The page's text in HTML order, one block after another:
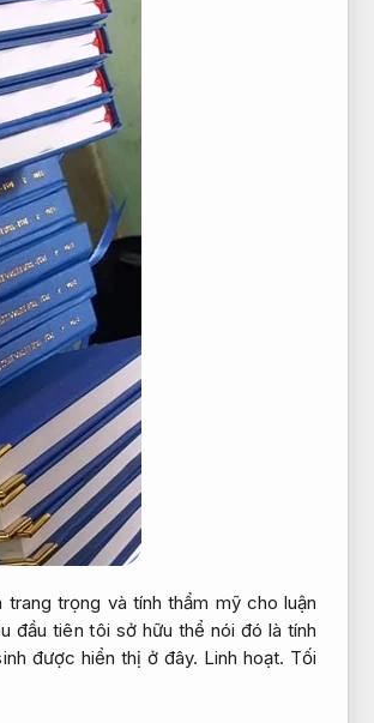
trọng và tính thẩm mỹ cho luận
đầu tiên tôi sở hữu thể nói đó là tính
được hiển thị ở đây. Linh hoạt. Tối